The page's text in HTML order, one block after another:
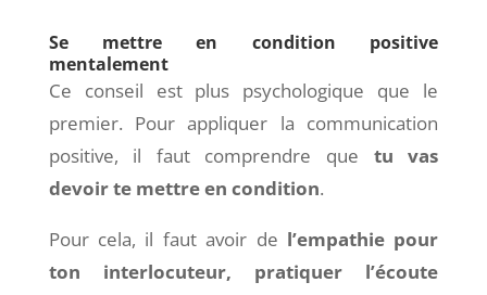
Se mettre en condition positive
mentalement
Ce conseil est plus psychologique que le
premier. Pour appliquer la communication
positive, il faut comprendre que tu vas
devoir te mettre en condition.
Pour cela, il faut avoir de l’empathie pour
ton interlocuteur, pratiquer l’écoute